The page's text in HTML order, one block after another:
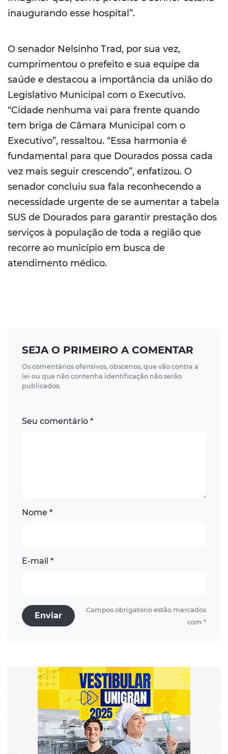
inaugurando esse hospital”.
O senador Nelsinho Trad, por sua vez,
cumprimentou o prefeito e sua equipe da
saúde e destacou a importância da união do
Legislativo Municipal com o Executivo.
“Cidade nenhuma vai para frente quando
tem briga de Câmara Municipal com o
Executivo”, ressaltou. “Essa harmonia é
fundamental para que Dourados possa cada
vez mais seguir crescendo”, enfatizou. O
senador concluiu sua fala reconhecendo a
necessidade urgente de se aumentar a tabela
SUS de Dourados para garantir prestação dos
serviços à população de toda a região que
recorre ao município em busca de
atendimento médico.
SEJA O PRIMEIRO A COMENTAR
Os comentários ofensivos, obscenos, que vão contra a
lei ou que não contenha identificação não serão
publicados.
Seu comentário *
Nome *
E-mail *
Enviar
Campos obrigatório estão marcados
com *